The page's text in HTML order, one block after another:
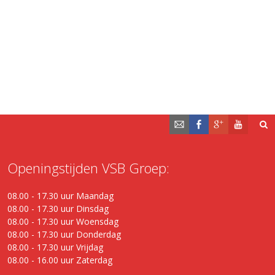
Openingstijden VSB Groep:
08.00 - 17.30 uur Maandag
08.00 - 17.30 uur Dinsdag
08.00 - 17.30 uur Woensdag
08.00 - 17.30 uur Donderdag
08.00 - 17.30 uur Vrijdag
08.00 - 16.00 uur Zaterdag